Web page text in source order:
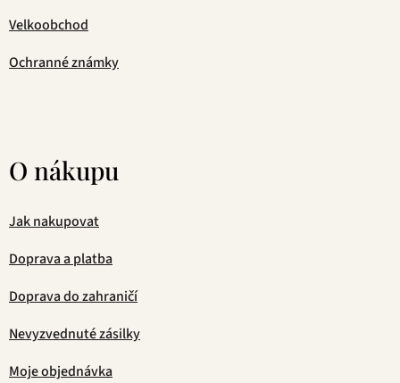
Velkoobchod
Ochranné známky
O nákupu
Jak nakupovat
Doprava a platba
Doprava do zahraničí
Nevyzvednuté zásilky
Moje objednávka